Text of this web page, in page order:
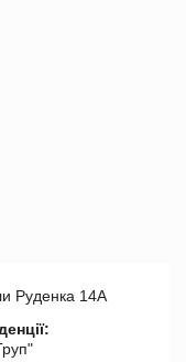
Руденка 14А